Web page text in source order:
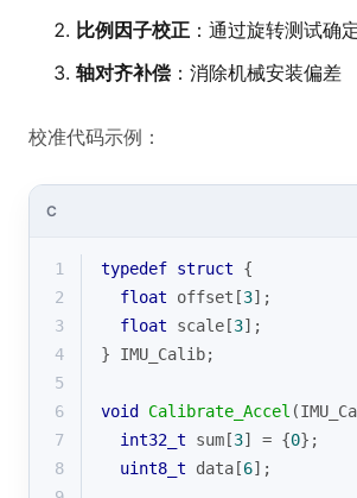
比例因子校正 ：通过旋转测试确
轴对齐补偿 ：消除机械安装偏差
校准代码示例：
C
1 typedef struct {
2
float offset[3];
3
float scale[3];
4
} IMU_Calib;
5
6
void Calibrate_Accel
7
int32_t sum[3] = {0};
8
uint8_t data[6];